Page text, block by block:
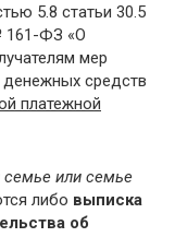
5.8 статьи 30.5
161-ФЗ «О
мер
средств
платежной
семье или семье
либо выписка
об